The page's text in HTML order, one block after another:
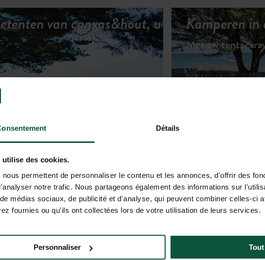
Détails
utilise des cookies.
nous permettent de personnaliser le contenu et les annonces, d'offrir des
notre trafic. Nous partageons également des informations sur
médias sociaux, de publicité et d'analyse, qui peuvent combiner celles-ci
fournies ou qu'ils ont collectées lors de votre utilisation de leurs services.
Personnaliser
van canvas&hout, u
BEKIJK DE HUURACCOMMODATIES
Kamperen
Met uw tent,
Tarieven & beschikbaarheid